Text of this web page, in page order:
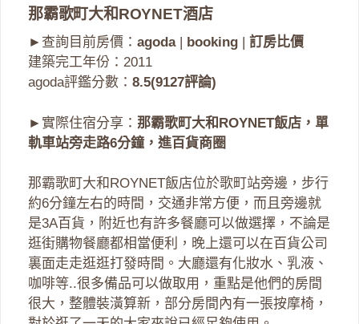
那霸歌町大和ROYNET酒店
►查詢目前房價： agoda| booking
訂房比價
建築完工年份：2011
agoda評鑑分數： 8.5(9127評論)
►實際住宿分享： 那霸歌町大和ROYNET飯店，單
軌車站旁走路6分鐘，進百貨商圈
那霸歌町大和ROYNET飯店位於歌町站旁邊，步行
約6分鐘左右的時間，交通非常方便，而且旁邊就
是3A百貨，附近也有許多餐廳可以做選擇，不論是
逛街購物餐廳都相當便利，晚上還可以在百貨公司
裏面走走逛逛打發時間。大廳還有化妝水、乳液、
咖啡等..很多備品可以做取用，重點是他們的房間
很大，整體裝潢算新，部分房間內有一張按摩椅，